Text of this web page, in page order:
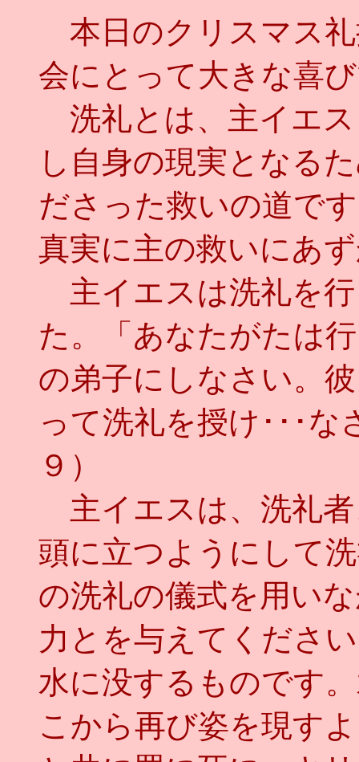
本日のクリスマス
会にとって大きな喜
洗礼とは、主イエ
し自身の現実となる
ださった救いの道で
真実に主の救いにあ
主イエスは洗礼を
た。「あなたがたは
の弟子にしなさい。
って洗礼を授け･･･な
９）
主イエスは、洗礼
頭に立つようにして
の洗礼の儀式を用い
力とを与えてくださ
水に没するものです
こから再び姿を現す